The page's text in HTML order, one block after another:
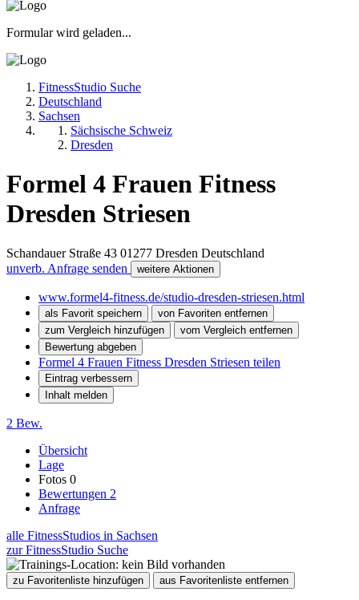
Formular wird geladen...
FitnessStudio Suche
Deutschland
Sachsen
Sächsische Schweiz
Dresden
Formel 4 Frauen Fitness
Dresden Striesen
Schandauer Straße 43 01277 Dresden Deutschland
unverb. Anfrage senden
weitere Aktionen
www.formel4-fitness.de/studio-dresden-striesen.html
als Favorit speichern
von Favoriten entfernen
zum Vergleich hinzufügen
vom Vergleich entfernen
Bewertung abgeben
Formel 4 Frauen Fitness Dresden Striesen teilen
Eintrag verbessern
Inhalt melden
2 Bew.
Übersicht
Lage
Fotos 0
Bewertungen 2
Anfrage
alle FitnessStudios in Sachsen
zur FitnessStudio Suche
zu Favoritenliste hinzufügen aus Favoritenliste entfernen